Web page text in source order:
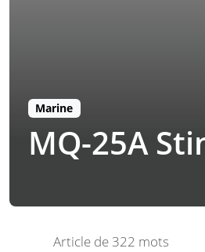
Marine
MQ-25A
Article de 322 mots